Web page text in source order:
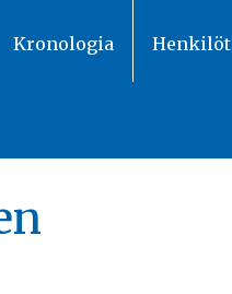
Kronologia Henkilöt